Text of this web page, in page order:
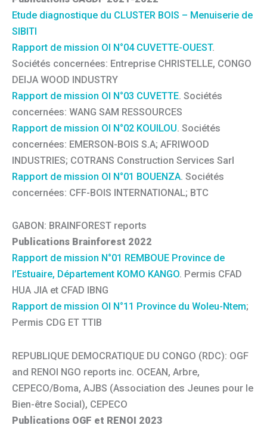
Etude diagnostique du CLUSTER BOIS – Menuiserie de
SIBITI
Rapport de mission OI N°04 CUVETTE-OUEST.
Sociétés concernées: Entreprise CHRISTELLE, CONGO
DEIJA WOOD INDUSTRY
Rapport de mission OI N°03 CUVETTE. Sociétés
concernées: WANG SAM RESSOURCES
Rapport de mission OI N°02 KOUILOU. Sociétés
concernées: EMERSON-BOIS S.A; AFRIWOOD
INDUSTRIES; COTRANS Construction Services Sarl
Rapport de mission OI N°01 BOUENZA. Sociétés
concernées: CFF-BOIS INTERNATIONAL; BTC
GABON: BRAINFOREST reports
Publications Brainforest 2022
Rapport de mission N°01 REMBOUE Province de
l’Estuaire, Département KOMO KANGO. Permis CFAD
HUA JIA et CFAD IBNG
Rapport de mission OI N°11 Province du Woleu-Ntem;
Permis CDG ET TTIB
REPUBLIQUE DEMOCRATIQUE DU CONGO (RDC): OGF
and RENOI NGO reports inc. OCEAN, Arbre,
CEPECO/Boma, AJBS (Association des Jeunes pour le
Bien-être Social), CEPECO
Publications OGF et RENOI 2023